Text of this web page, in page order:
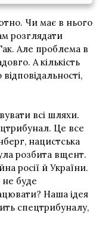
Чи має в нього
розглядати
Але проблема в
А кількість
всі шляхи.
Це все
нацистська
розбита вщент.
росії й України.
буде
Наша ідея
спецтрибуналу,